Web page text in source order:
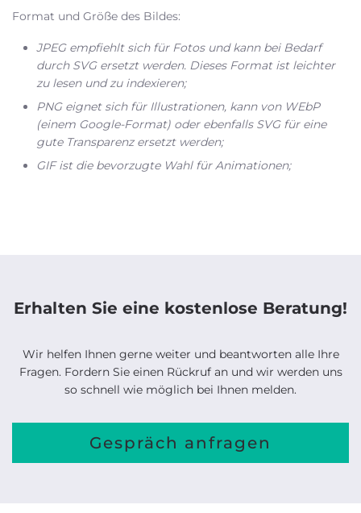
Format und Größe des Bildes:
JPEG empfiehlt sich für Fotos und kann bei Bedarf
durch SVG ersetzt werden. Dieses Format ist leichter
zu lesen und zu indexieren;
PNG eignet sich für Illustrationen, kann von WEbP
(einem Google-Format) oder ebenfalls SVG für eine
gute Transparenz ersetzt werden;
GIF ist die bevorzugte Wahl für Animationen;
Erhalten Sie eine kostenlose Beratung!
Wir helfen Ihnen gerne weiter und beantworten alle Ihre
Fragen. Fordern Sie einen Rückruf an und wir werden uns
so schnell wie möglich bei Ihnen melden.
Gespräch anfragen